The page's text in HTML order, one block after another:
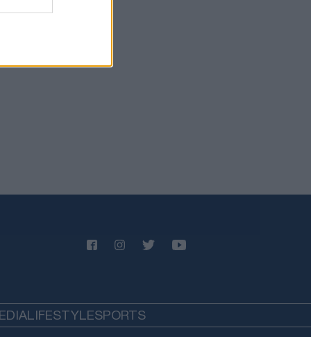
προς χώρες του Κόλπου:
08/26 - 19:52
LIFESTYLESPORTS